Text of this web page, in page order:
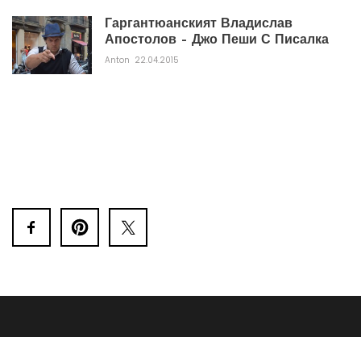
Гаргантюанският Владислав
Апостолов – Джо Пеши С Писалка
Anton 22.04.2015